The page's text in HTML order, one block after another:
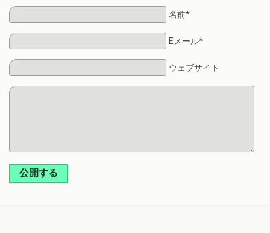
名前*
Eメール*
ウェブサイト
公開する